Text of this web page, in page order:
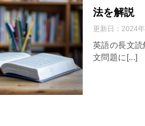
法を解説
更新日： 2024
英語の長文
文問題に[...]